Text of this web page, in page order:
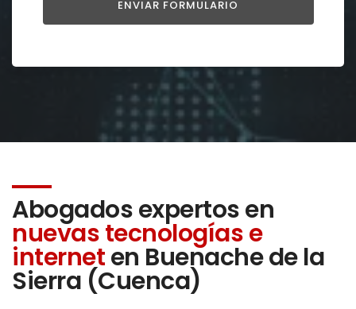
Abogados expertos en
nuevas tecnologías e
interneten Buenache de la
Sierra (Cuenca)